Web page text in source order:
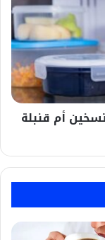
أم قنبلة